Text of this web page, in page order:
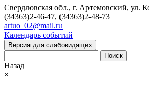
Свердловская обл., г. Артемовский, ул.
(34363)2-46-47, (34363)2-48-73
artuo_02@mail.ru
Календарь событий
Версия для слабовидящих
Поиск
Назад
×